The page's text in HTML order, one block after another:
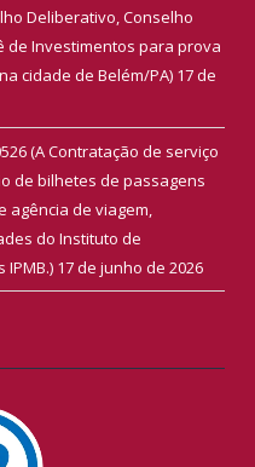
Deliberativo, Conselho
de Investimentos para prova
cidade de Belém/PA) 17 de
(A Contratação de serviço
de bilhetes de passagens
agência de viagem,
do Instituto de
17 de junho de 2026